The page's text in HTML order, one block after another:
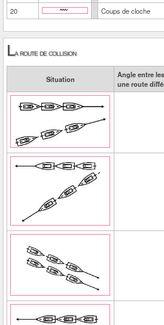
20
Coups de cloche
La route de collision
Situation
Angle entre
une route